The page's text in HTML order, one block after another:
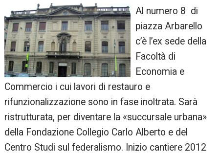
Al numero 8 di
piazza Arbarello
c’è l’ex sede della
Facoltà di
Economia e
Commercio i cui lavori di restauro e
rifunzionalizzazione sono in fase inoltrata. Sarà
ristrutturata, per diventare la «succursale urbana»
della Fondazione Collegio Carlo Alberto e del
Centro Studi sul federalismo. Inizio cantiere 2012